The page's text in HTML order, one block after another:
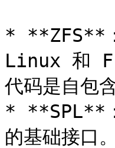
* **ZFS**
Linux 和
代码是自包
* **SPL**
的基础接口